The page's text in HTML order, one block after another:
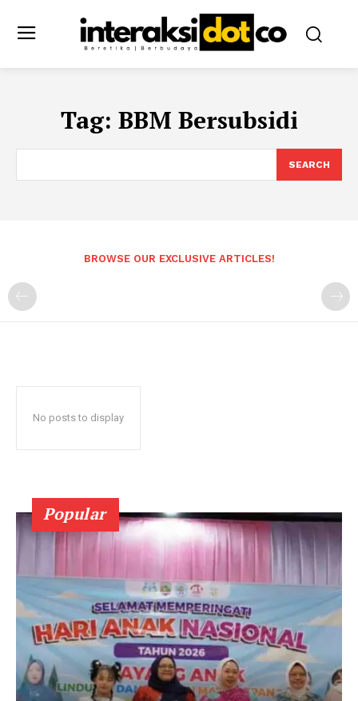
Tag: BBM Bersubsidi
SEARCH
BROWSE OUR EXCLUSIVE ARTICLES!
No posts to display
Popular